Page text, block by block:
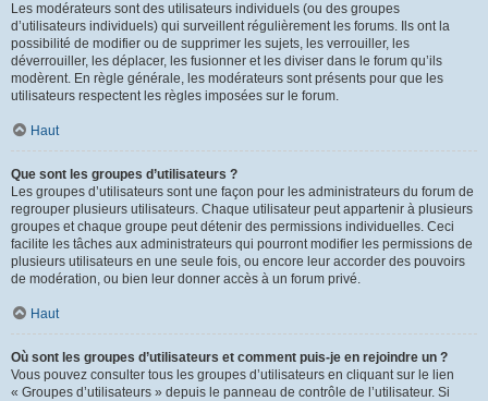
Les modérateurs sont des utilisateurs individuels (ou des groupes
d’utilisateurs individuels) qui surveillent régulièrement les forums. Ils ont la
possibilité de modifier ou de supprimer les sujets, les verrouiller, les
déverrouiller, les déplacer, les fusionner et les diviser dans le forum qu’ils
modèrent. En règle générale, les modérateurs sont présents pour que les
utilisateurs respectent les règles imposées sur le forum.
Haut
Que sont les groupes d’utilisateurs ?
Les groupes d’utilisateurs sont une façon pour les administrateurs du forum de
regrouper plusieurs utilisateurs. Chaque utilisateur peut appartenir à plusieurs
groupes et chaque groupe peut détenir des permissions individuelles. Ceci
facilite les tâches aux administrateurs qui pourront modifier les permissions de
plusieurs utilisateurs en une seule fois, ou encore leur accorder des pouvoirs
de modération, ou bien leur donner accès à un forum privé.
Haut
Où sont les groupes d’utilisateurs et comment puis-je en rejoindre un ?
Vous pouvez consulter tous les groupes d’utilisateurs en cliquant sur le lien
« Groupes d’utilisateurs » depuis le panneau de contrôle de l’utilisateur. Si